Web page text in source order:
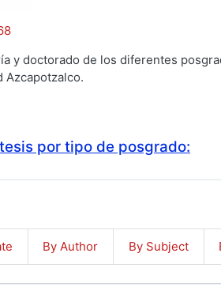
y doctorado de los diferentes
Azcapotzalco.
por tipo de posgrado:
By Author By Subject